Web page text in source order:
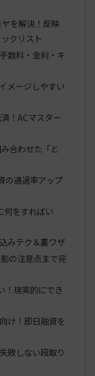
を解決！反映
クリスト
数料・金利・キ
メージしやすい
！ACマスター
合わせた「と
の通過率アップ
何をすればい
みテク＆裏ワザ
の注意点まで完
！現実的にでき
け！即日融資を
敗しない段取り